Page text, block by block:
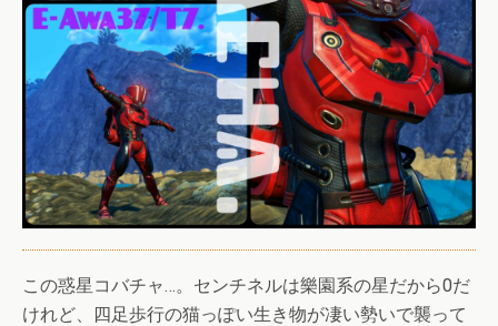
この惑星コバチャ…。センチネルは樂園系の星だから0だ
けれど、四足歩行の猫っぽい生き物が凄い勢いで襲って